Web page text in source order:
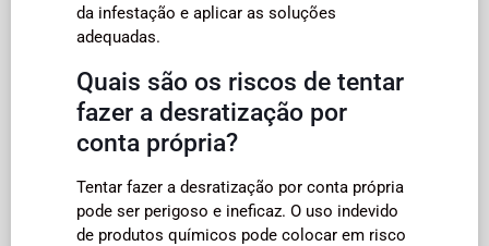
da infestação e aplicar as soluções
adequadas.
Quais são os riscos de tentar
fazer a desratização por
conta própria?
Tentar fazer a desratização por conta própria
pode ser perigoso e ineficaz. O uso indevido
de produtos químicos pode colocar em risco